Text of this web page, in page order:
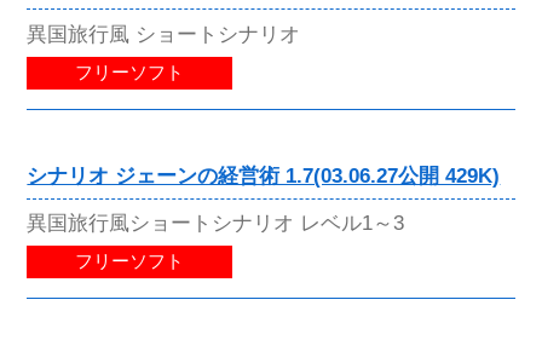
異国旅行風 ショートシナリオ
フリーソフト
シナリオ ジェーンの経営術 1.7(03.06.27公開 429K)
異国旅行風ショートシナリオ レベル1～3
フリーソフト